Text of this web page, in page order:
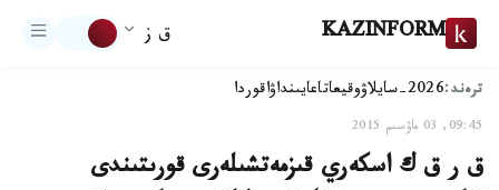
KAZINFORM ق ز
ترەند:2026-سايلاۋ وقيعاتاعايىنداۋاقوردا
09:45, 03 ماۋسىم 2015
ق ر ق ك اسكەري قىزمەتشىلەرى قورىتىندى